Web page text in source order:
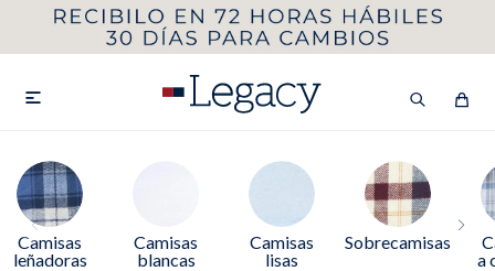

Camisas
leñadoras
Camisas
blancas
Camisas
lisas
Sobrecamisas
a
MI CUENTA
HASTA 40%OFF SEGUNDA 50%